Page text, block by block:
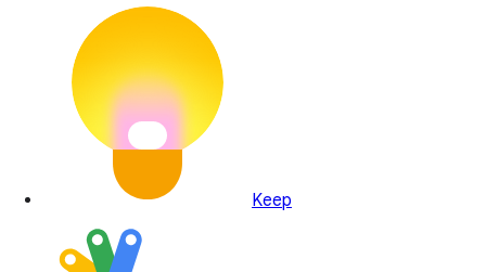
Keep